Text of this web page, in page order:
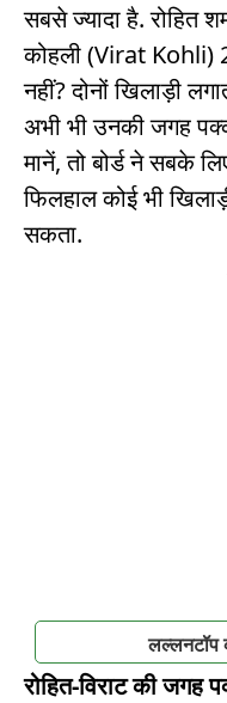
सबसे ज्यादा है. रोहित
कोहली (Virat Kohli)
नहीं? दोनों खिलाड़ी
अभी भी उनकी जगह
मानें, तो बोर्ड ने सबके
फिलहाल कोई भी
सकता.
लल्लनटॉप
रोहित-विराट की जगह